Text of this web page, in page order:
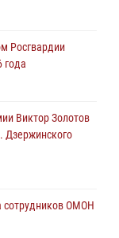
Калмыкия
и девушке с
Росгвардии
года
Виктор Золотов
Дзержинского
сотрудников ОМОН